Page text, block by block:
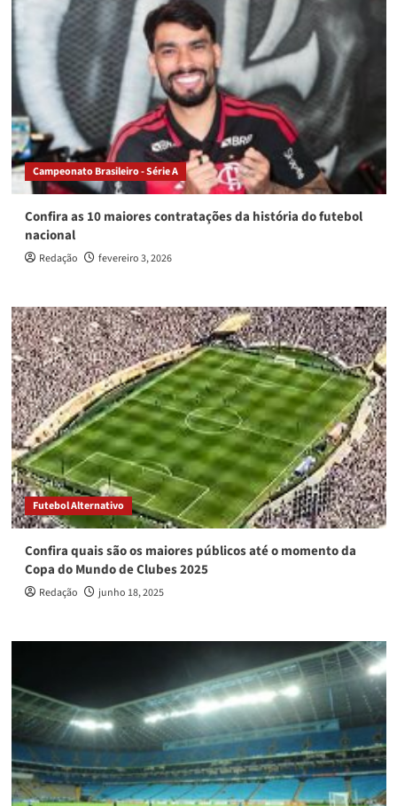
Campeonato Brasileiro - Série A
Confira as 10 maiores contratações da história do futebol
nacional
Redação fevereiro 3, 2026
Futebol Alternativo
Confira quais são os maiores públicos até o momento da
Copa do Mundo de Clubes 2025
Redação junho 18, 2025